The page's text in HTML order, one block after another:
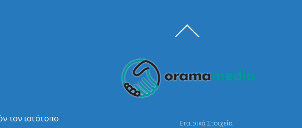
To
τον ιστότοπο Εταιρικά Στοιχεία